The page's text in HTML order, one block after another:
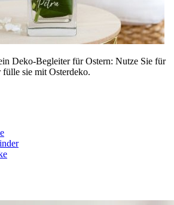
Deko-Begleiter für Ostern: Nutze Sie für
fülle sie mit Osterdeko.